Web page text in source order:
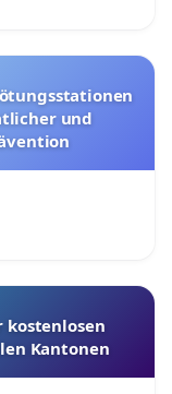
und
kostenlosen
Kantonen